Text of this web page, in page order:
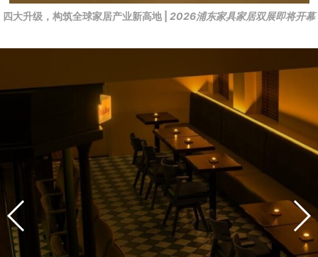
四大升级，构筑全球家居产业新高地 | 2026浦东家具家居双展即将开幕